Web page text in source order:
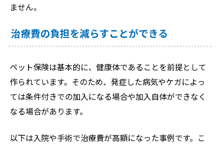
ません。
治療費の負担を減らすことができる
ペット保険は基本的に、健康体であることを前提として
作られています。そのため、発症した病気やケガによっ
ては条件付きでの加入になる場合や加入自体ができなく
なる場合があります。
以下は入院や手術で治療費が高額になった事例です。こ